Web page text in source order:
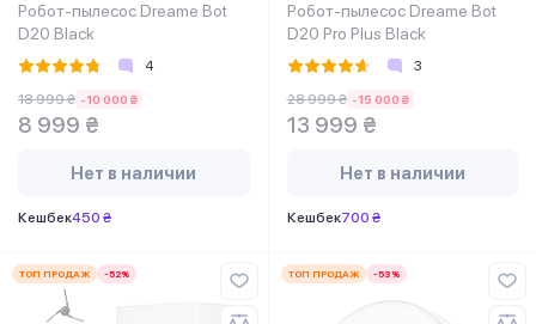
Робот-пылесос Dreame Bot
D20 Black
4
18 999 ₴ -10 000 ₴
8 999 ₴
Нет в наличии
Кешбек450 ₴
Робот-пылесос Dreame Bot
D20 Pro Plus Black
3
28 999 ₴ -15 000 ₴
13 999 ₴
Нет в наличии
Кешбек700 ₴
ТОП ПРОДАЖ -52% ТОП ПРОДАЖ -53%